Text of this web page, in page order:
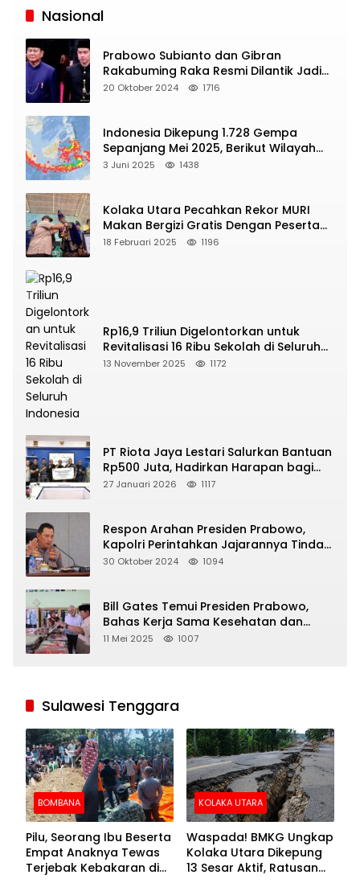
Nasional
Prabowo Subianto dan Gibran
Rakabuming Raka Resmi Dilantik Jadi
Presiden dan Wapres RI
20 Oktober 2024 1716
Indonesia Dikepung 1.728 Gempa
Sepanjang Mei 2025, Berikut Wilayah
Yang Intens Diguncang!
3 Juni 2025 1438
Kolaka Utara Pecahkan Rekor MURI
Makan Bergizi Gratis Dengan Peserta
Terbanyak
18 Februari 2025 1196
Rp16,9 Triliun Digelontorkan untuk
Revitalisasi 16 Ribu Sekolah di Seluruh
Indonesia
13 November 2025 1172
PT Riota Jaya Lestari Salurkan Bantuan
Rp500 Juta, Hadirkan Harapan bagi
Korban Bencana di Sumatera
27 Januari 2026 1117
Respon Arahan Presiden Prabowo,
Kapolri Perintahkan Jajarannya Tindak
Tegas Pelaku Judi Online
30 Oktober 2024 1094
Bill Gates Temui Presiden Prabowo,
Bahas Kerja Sama Kesehatan dan
Program Makan Bergizi Gratis
11 Mei 2025 1007
Sulawesi Tenggara
BOMBANA
Pilu, Seorang Ibu Beserta
Empat Anaknya Tewas
Terjebak Kebakaran di
KOLAKA UTARA
Waspada! BMKG Ungkap
Kolaka Utara Dikepung
13 Sesar Aktif, Ratusan